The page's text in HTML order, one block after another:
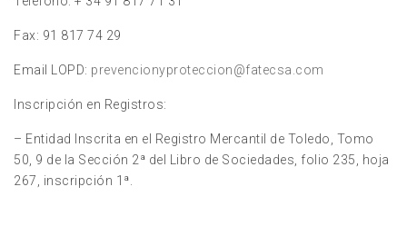
Fax: 91 817 74 29
Email LOPD: prevencionyproteccion@fatecsa.com
Inscripción en Registros:
– Entidad Inscrita en el Registro Mercantil de Toledo, Tomo
50, 9 de la Sección 2ª del Libro de Sociedades, folio 235, hoja
267, inscripción 1ª.